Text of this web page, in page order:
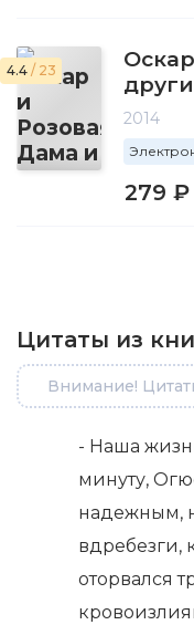
4.4 / 23
2014
279 ₽
Цитаты из
Внимание!
- Наша
минуту,
надежным,
вдребезги,
оторвался